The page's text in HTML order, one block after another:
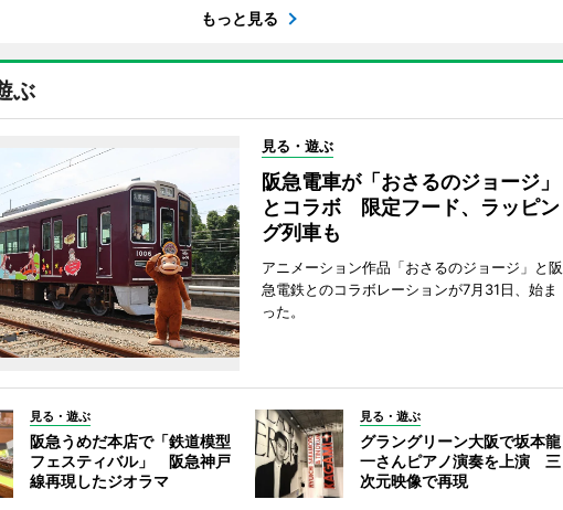
もっと見る
ぶ
見る・遊ぶ
阪急電車が「おさるのジョージ」
とコラボ 限定フード、ラッピン
グ列車も
アニメーション作品「おさるのジョージ」と阪
急電鉄とのコラボレーションが7月31日、始ま
った。
見る・遊ぶ
阪急うめだ本店で「鉄道模型
フェスティバル」 阪急神戸
線再現したジオラマ
見る・遊ぶ
グラングリーン大阪で坂本龍
一さんピアノ演奏を上演 三
次元映像で再現